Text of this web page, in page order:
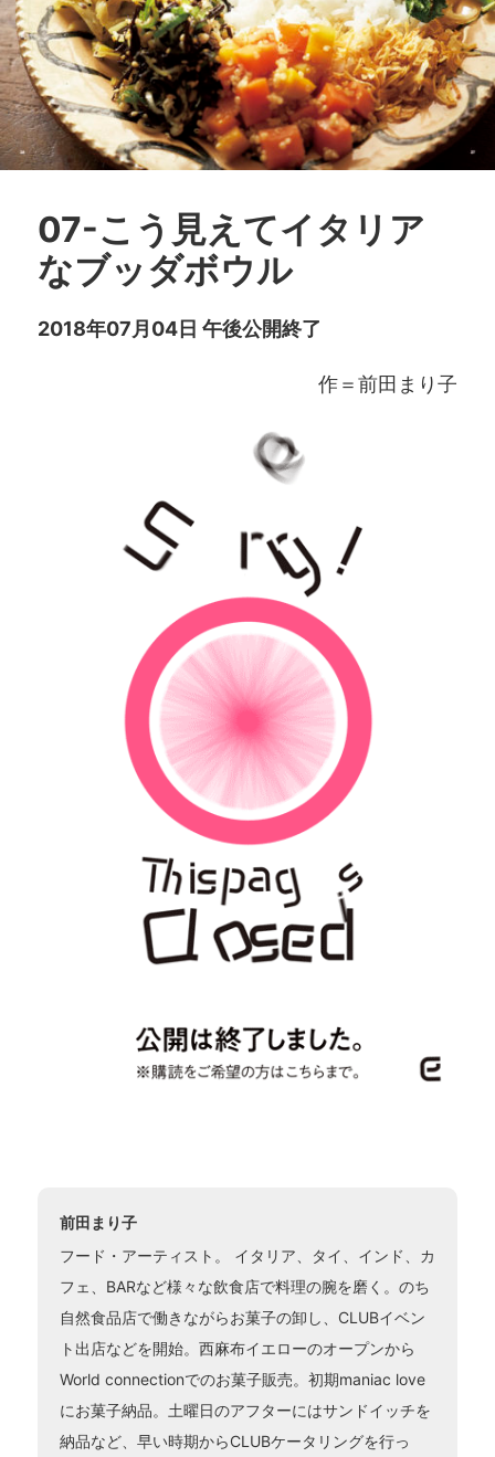
07-こう見えてイタリア
なブッダボウル
2018年07月04日 午後公開終了
作＝前田まり子
前田まり子
フード・アーティスト。 イタリア、タイ、インド、カ
フェ、BARなど様々な飲食店で料理の腕を磨く。のち
自然食品店で働きながらお菓子の卸し、CLUBイベン
ト出店などを開始。西麻布イエローのオープンから
World connectionでのお菓子販売。初期maniac love
にお菓子納品。土曜日のアフターにはサンドイッチを
納品など、早い時期からCLUBケータリングを行っ